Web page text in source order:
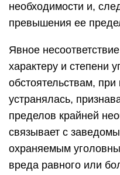
необходимости и,
превышения ее
Явное
характеру и степени
обстоятельствам, при
устранялась,
пределов крайней
связывает с
охраняемым
вреда равного или